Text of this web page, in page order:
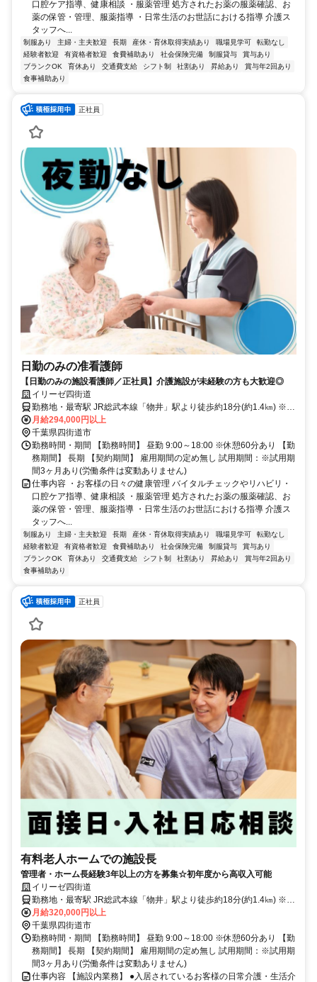
口腔ケア指導、健康相談 ・服薬管理 処方されたお薬の服薬確認、お
薬の保管・管理、服薬指導 ・日常生活のお世話における指導 介護ス
タッフへ...
制服あり 主婦・主夫歓迎 長期 産休・育休取得実績あり 職場見学可
転勤なし
経験者歓迎
有資格者歓迎 食費補助あり 社会保険完備 制服貸与
賞与あり
ブランクOK
育休あり 交通費支給 シフト制 社割あり 昇給あり
賞与年2回あり
食事補助あり
正社員
日勤のみの准看護師
【日勤のみの施設看護師／正社員】介護施設が未経験の方も大歓迎◎
イリーゼ四街道
勤務地・最寄駅 JR総武本線「物井」駅より徒歩約18分(約1.4㎞) ※車
通勤OK
月給294,000円以上
千葉県四街道市
勤務時間・期間 【勤務時間】 昼勤 9:00～18:00 ※休憩60分あり 【勤
務期間】 長期 【契約期間】 雇用期間の定め無し 試用期間：※試用期
間3ヶ月あり(労働条件は変動ありません)
仕事内容 ・お客様の日々の健康管理 バイタルチェックやリハビリ・
口腔ケア指導、健康相談 ・服薬管理 処方されたお薬の服薬確認、お
薬の保管・管理、服薬指導 ・日常生活のお世話における指導 介護ス
タッフへ...
制服あり 主婦・主夫歓迎 長期 産休・育休取得実績あり 職場見学可
転勤なし
経験者歓迎
有資格者歓迎 食費補助あり 社会保険完備 制服貸与
賞与あり
ブランクOK
育休あり 交通費支給 シフト制 社割あり 昇給あり
賞与年2回あり
食事補助あり
正社員
有料老人ホームでの施設長
管理者・ホーム長経験3年以上の方を募集☆初年度から高収入可能
イリーゼ四街道
勤務地・最寄駅 JR総武本線「物井」駅より徒歩約18分(約1.4㎞) ※車
通勤OK
月給320,000円以上
千葉県四街道市
勤務時間・期間 【勤務時間】 昼勤 9:00～18:00 ※休憩60分あり 【勤
務期間】 長期 【契約期間】 雇用期間の定め無し 試用期間：※試用期
間3ヶ月あり(労働条件は変動ありません)
仕事内容 【施設内業務】 ●入居されているお客様の日常介護・生活介